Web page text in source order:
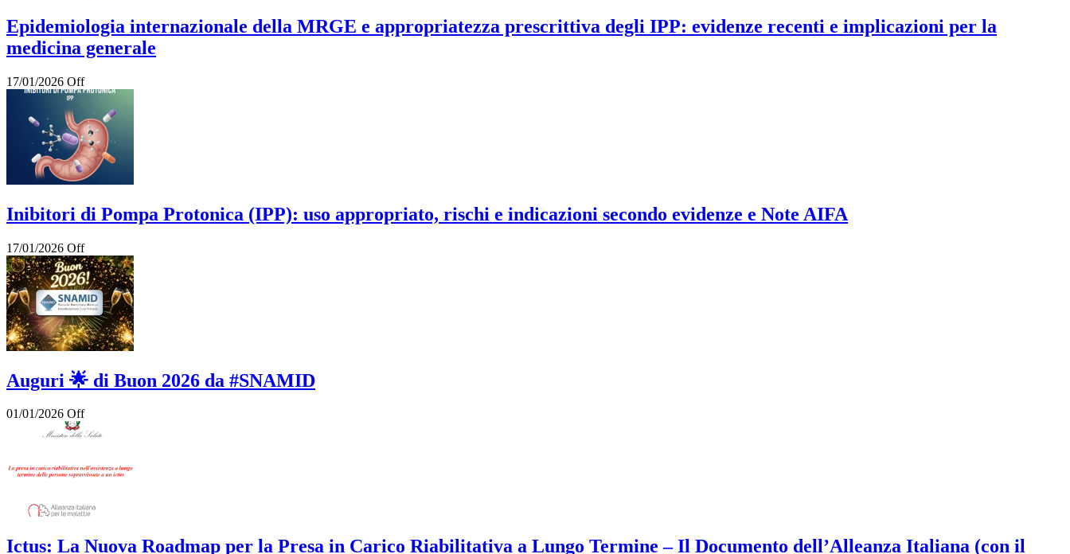
Epidemiologia internazionale della MRGE e appropriatezza prescrittiva degli IPP: evidenze recenti e implicazioni per la
medicina generale
17/01/2026 Off
Inibitori di Pompa Protonica (IPP): uso appropriato, rischi e indicazioni secondo evidenze e Note AIFA
17/01/2026 Off
Auguri 🌟 di Buon 2026 da #SNAMID
01/01/2026 Off
Ictus: La Nuova Roadmap per la Presa in Carico Riabilitativa a Lungo Termine – Il Documento dell’Alleanza Italiana (con il